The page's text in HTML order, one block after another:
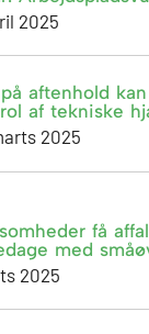
2025
aftenhold
af tekniske
2025
få
med
2025